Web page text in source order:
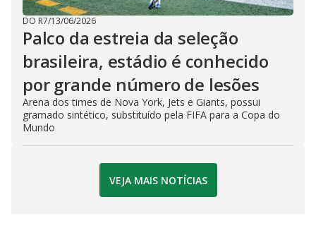
DO R7/13/06/2026
Palco da estreia da seleção
brasileira, estádio é conhecido
por grande número de lesões
Arena dos times de Nova York, Jets e Giants, possui
gramado sintético, substituído pela FIFA para a Copa do
Mundo
VEJA MAIS NOTÍCIAS